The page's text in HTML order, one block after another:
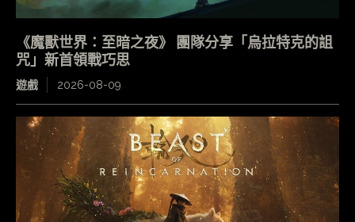
《魔獸世界：至暗之夜》 團隊分享「烏拉特克的詛
咒」新首領戰巧思
遊戲 2026-08-09